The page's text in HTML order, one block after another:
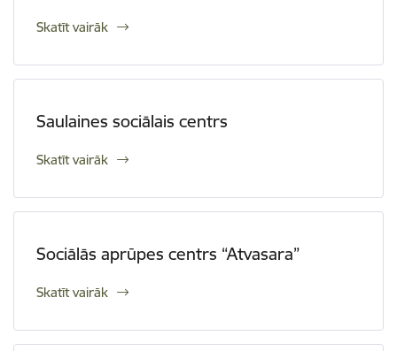
Skatīt vairāk
Saulaines sociālais centrs
Skatīt vairāk
Sociālās aprūpes centrs “Atvasara”
Skatīt vairāk